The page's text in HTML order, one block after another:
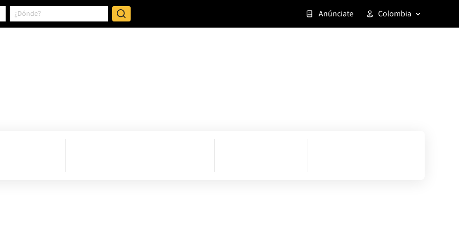
Anúnciate Colombia